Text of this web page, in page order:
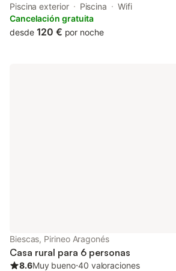
Azul provides accommodation with
and a flat-screen TV.
Piscina exterior Piscina
Wifi
Cancelación gratuita
desde 120 € por noche
Biescas, Pirineo Aragonés
Casa rural para 6 personas
8.6Muy bueno⋅40 valoraciones